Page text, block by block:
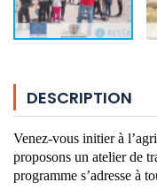
DESCRIPTION
Venez-vous initier à
proposons un atelier de
programme s’adresse à